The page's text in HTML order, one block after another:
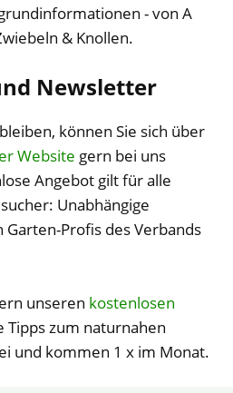
- von A
& Knollen.
Newsletter
können Sie sich über
Website gern bei uns
Angebot gilt für alle
Unabhängige
Profis des Verbands
unseren kostenlosen
Tipps zum naturnahen
und kommen 1 x im Monat.